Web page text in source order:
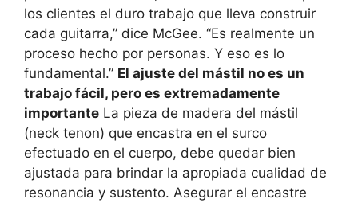
los clientes el duro trabajo que lleva construir
cada guitarra,” dice McGee. “Es realmente un
proceso hecho por personas. Y eso es lo
fundamental.” El ajuste del mástil no es un
trabajo fácil, pero es extremadamente
importante La pieza de madera del mástil
(neck tenon) que encastra en el surco
efectuado en el cuerpo, debe quedar bien
ajustada para brindar la apropiada cualidad de
resonancia y sustento. Asegurar el encastre